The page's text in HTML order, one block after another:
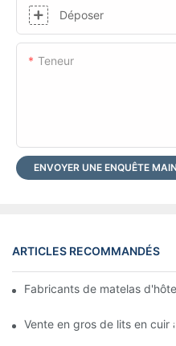
Déposer
Teneur
ENVOYER UNE ENQUÊTE
ARTICLES RECOMMANDÉS
Fabricants de matelas
Vente en gros de lits en